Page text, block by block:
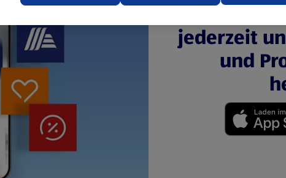
Mit der
jederzeit
und
Datenschutzerklärung zur Verfügung.
Übersicht der Webseitenbetreiber und Datenschutzerklärungen